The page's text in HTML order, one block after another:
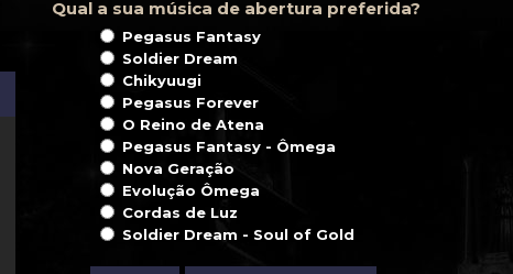
Qual a sua música de abertura preferida?
Pegasus Fantasy
Soldier Dream
Chikyuugi
Pegasus Forever
O Reino de Atena
Pegasus Fantasy - Ômega
Nova Geração
Evolução Ômega
Cordas de Luz
Soldier Dream - Soul of Gold